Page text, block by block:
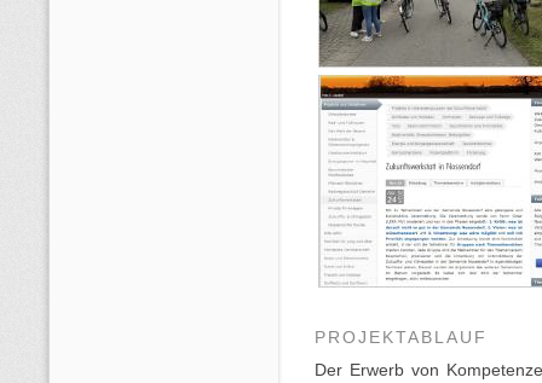
PROJEKTABLAUF
Der Erwerb von